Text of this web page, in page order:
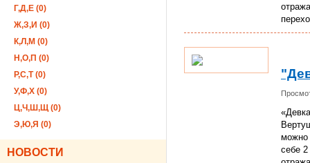
можно
себе
Г,Д,Е (0)
Ж,З,И (0)
К,Л,М (0)
Н,О,П (0)
Р,С,Т (0)
У,Ф,Х (0)
Ц,Ч,Ш,Щ (0)
Э,Ю,Я (0)
НОВОСТИ